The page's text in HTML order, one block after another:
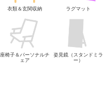
衣類＆玄関収納 ラグマット
座椅子＆パーソナルチ
ェア
姿見鏡（スタンドミラ
ー）